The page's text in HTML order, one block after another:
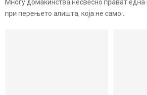
Многу домаќинства несвесно прават
при перењето алишта, која не само...